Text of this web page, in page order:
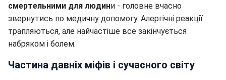
смертельними для людини - головне вчасно
звернутись по медичну допомогу. Алергічні реакції
трапляються, але найчастіше все закінчується
набряком і болем.
Частина давніх міфів і сучасного світу